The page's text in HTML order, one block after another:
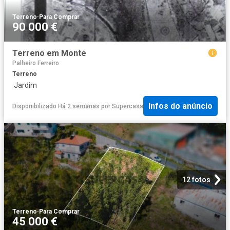
Terreno·Para Comprar
90 000 €
Terreno em Monte
Palheiro Ferreiro
Terreno
·Jardim
Disponibilizado Há 2 semanas por Supercasa Infos do anúncio
12 fotos
Terreno·Para Comprar
45 000 €